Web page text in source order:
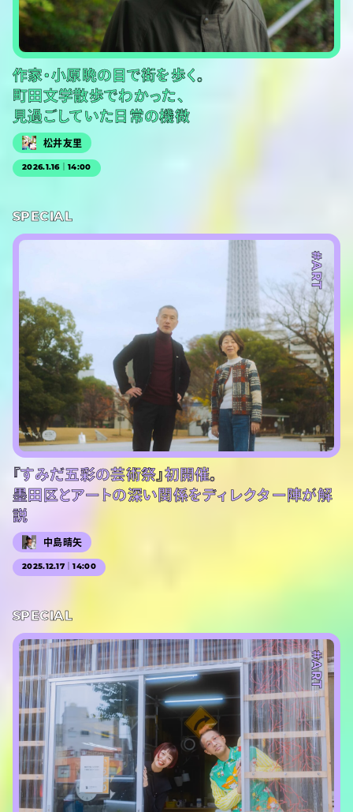
作家・小原晩の目で街を歩く。
町田文学散歩でわかった、
見過ごしていた日常の機微
松井友里
2026.1.16｜14:00
SPECIAL
#ART
『すみだ五彩の芸術祭』初開催。
墨田区とアートの深い関係をディレクター陣が解
説
中島晴矢
2025.12.17｜14:00
SPECIAL
#ART